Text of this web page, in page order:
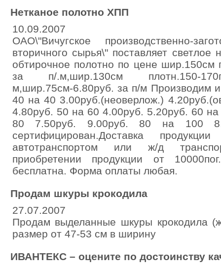
Нетканое полотно ХПП
10.09.2007
ОАО\"Вичугское производственно-
вторичного сырья\" поставляет светлое
обтирочное полотно по цене шир.150см
за п/.м,шир.130см плотн.150-
м,шир.75см-6.80руб. за п/м Производим
40 на 40 3.00руб.(неоверлож.)
4.80руб. 50 на 60 4.00руб. 5.20руб. 60
80 7.50руб. 9.00руб. 80 на 100
сертифицирован.Доставка
автотранспортом или ж/д
приобретении продукции от
бесплатна. Форма оплаты любая.
Продам шкуры крокодила
27.07.2007
Продам выделанные шкуры крокодила
размер от 47-53 см в ширину
ИВАНТЕКС – оцените по достоинству